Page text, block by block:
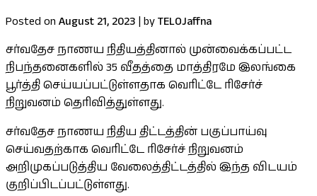
Posted on August 21, 2023 | byTELOJaffna
சர்வதேச நாணய நிதியத்தினால் முன்வைக்கப்பட்ட
நிபந்தனைகளில் 35 வீதத்தை மாத்திரமே இலங்கை
பூர்த்தி செய்யப்பட்டுள்ளதாக வெரிட்டே ரிசேர்ச்
நிறுவனம் தெரிவித்துள்ளது.
சர்வதேச நாணய நிதிய திட்டத்தின் பகுப்பாய்வு
செய்வதற்காக வெரிட்டே ரிசேர்ச் நிறுவனம்
அறிமுகப்படுத்திய வேலைத்திட்டத்தில் இந்த விடயம்
குறிப்பிடப்பட்டுள்ளது.